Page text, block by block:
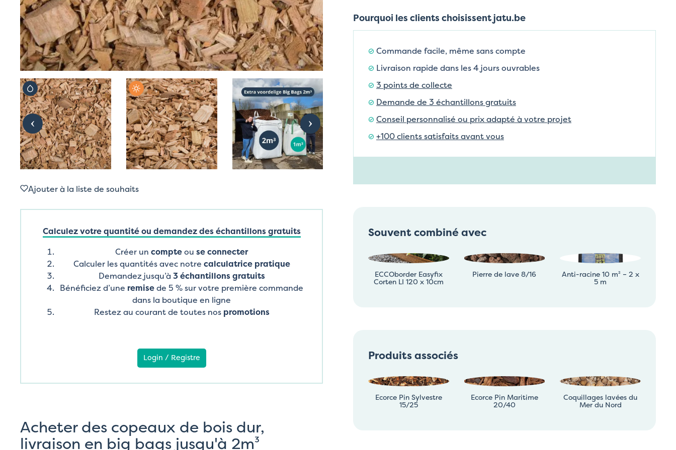
Ajouter à la liste de souhaits
Calculez votre quantité ou demandez des échantillons gratuits
Créer un compteou se connecter
Calculer les quantités avec notre calculatrice pratique
Demandez jusqu’à 3 échantillons gratuits
Bénéficiez d’une remisede 5 % sur votre première commande
dans la boutique en ligne
Restez au courant de toutes nos promotions
Login / Registre
Acheter des copeaux de bois dur,
livraison en big bags jusqu'à 2m³
Pourquoi les clients choisissent jatu.be
Commande facile, même sans compte
Livraison rapide dans les 4 jours ouvrables
3 points de collecte
Demande de 3 échantillons gratuits
Conseil personnalisé ou prix adapté à votre projet
+100 clients satisfaits avant vous
Souvent combiné avec
ECCOborder Easyfix
Corten LI 120 x 10cm
Pierre de lave 8/16 Anti-racine 10 m² – 2 x
5 m
Produits associés
Ecorce Pin Sylvestre
15/25
Ecorce Pin Maritime
20/40
Coquillages lavées du
Mer du Nord